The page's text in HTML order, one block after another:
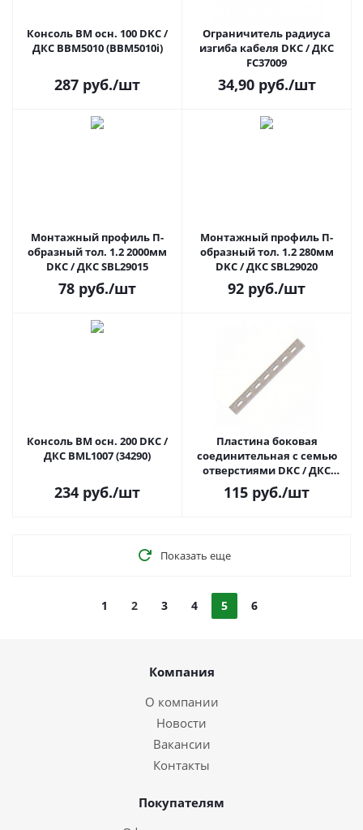
Консоль BM осн. 100 DKC /
ДКС BBM5010 (BBM5010i)
287 руб./шт
Ограничитель радиуса
изгиба кабеля DKC / ДКС
FC37009
34,90руб./шт
Монтажный профиль П-
образный тол. 1.2 2000мм
DKC / ДКС SBL29015
78 руб./шт
Монтажный профиль П-
образный тол. 1.2 280мм
DKC / ДКС SBL29020
92 руб./шт
Консоль BM осн. 200 DKC /
ДКС BML1007 (34290)
234 руб./шт
Пластина боковая
соединительная с семью
отверстиями DKC / ДКС
FC34247
115 руб./шт
Показать еще
1 2 3 4 5 6
Компания
О компании
Новости
Вакансии
Контакты
Покупателям